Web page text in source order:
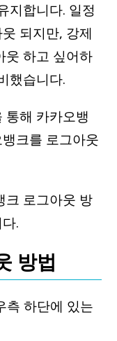
지합니다. 일정
되지만, 강제
웃 하고 싶어하
했습니다.
통해 카카오뱅
크를 로그아웃
크 로그아웃 방
.
방법
측 하단에 있는